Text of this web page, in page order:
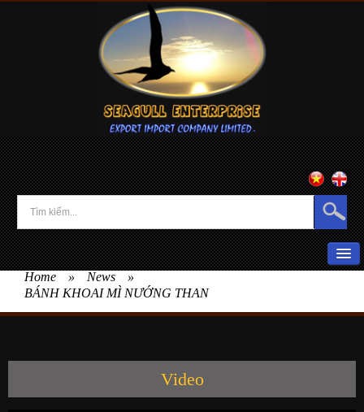
HOME
Home » News
»
BÁNH KHOAI MÌ NƯỚNG THAN
Video